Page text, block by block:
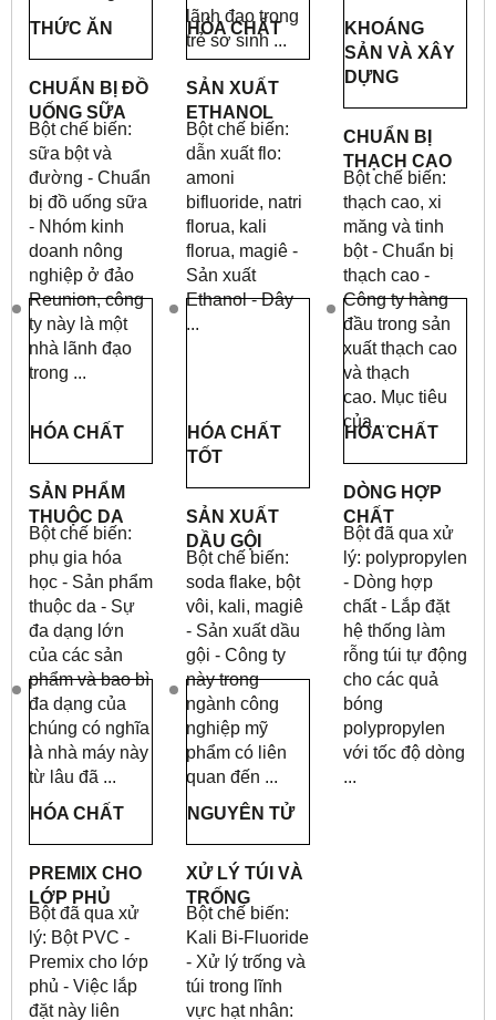
lãnh đạo trong
trẻ sơ sinh ...
THỨC ĂN
CHUẨN BỊ ĐỒ
UỐNG SỮA
Bột chế biến:
sữa bột và
đường - Chuẩn
bị đồ uống sữa
- Nhóm kinh
doanh nông
nghiệp ở đảo
Reunion, công
ty này là một
nhà lãnh đạo
trong ...
HÓA CHẤT
SẢN XUẤT
ETHANOL
Bột chế biến:
dẫn xuất flo:
amoni
bifluoride, natri
florua, kali
florua, magiê -
Sản xuất
Ethanol - Đây
...
KHOÁNG
SẢN VÀ XÂY
DỰNG
CHUẨN BỊ
THẠCH CAO
Bột chế biến:
thạch cao, xi
măng và tinh
bột - Chuẩn bị
thạch cao -
Công ty hàng
đầu trong sản
xuất thạch cao
và thạch
cao. Mục tiêu
của ...
HÓA CHẤT
SẢN PHẨM
THUỘC DA
Bột chế biến:
phụ gia hóa
học - Sản phẩm
thuộc da - Sự
đa dạng lớn
của các sản
phẩm và bao bì
đa dạng của
chúng có nghĩa
là nhà máy này
từ lâu đã ...
HÓA CHẤT
TỐT
SẢN XUẤT
DẦU GỘI
Bột chế biến:
soda flake, bột
vôi, kali, magiê
- Sản xuất dầu
gội - Công ty
này trong
ngành công
nghiệp mỹ
phẩm có liên
quan đến ...
HÓA CHẤT
DÒNG HỢP
CHẤT
Bột đã qua xử
lý: polypropylen
- Dòng hợp
chất - Lắp đặt
hệ thống làm
rỗng túi tự động
cho các quả
bóng
polypropylen
với tốc độ dòng
...
HÓA CHẤT
PREMIX CHO
LỚP PHỦ
Bột đã qua xử
lý: Bột PVC -
Premix cho lớp
phủ - Việc lắp
đặt này liên
NGUYÊN TỬ
XỬ LÝ TÚI VÀ
TRỐNG
Bột chế biến:
Kali Bi-Fluoride
- Xử lý trống và
túi trong lĩnh
vực hạt nhân: